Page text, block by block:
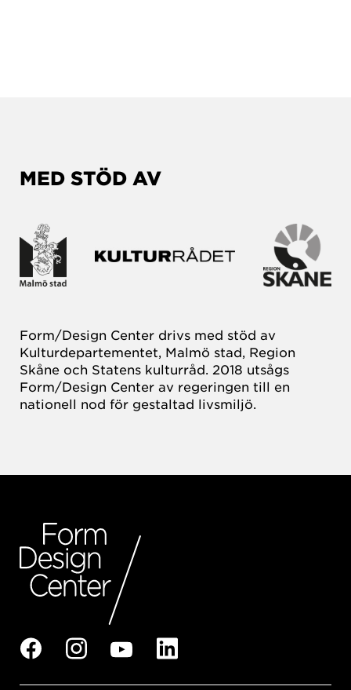
MED STÖD AV
Form/Design Center drivs med stöd av
Kulturdepartementet, Malmö stad, Region
Skåne och Statens kulturråd. 2018 utsågs
Form/Design Center av regeringen till en
nationell nod för gestaltad livsmiljö.